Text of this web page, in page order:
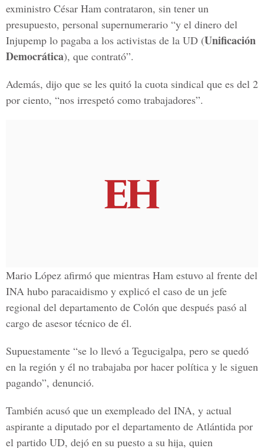
exministro César Ham contrataron, sin tener un
presupuesto, personal supernumerario “y el dinero del
Injupemp lo pagaba a los activistas de la UD (Unificación
Democrática), que contrató”.
Además, dijo que se les quitó la cuota sindical que es del 2
por ciento, “nos irrespetó como trabajadores”.
Mario López afirmó que mientras Ham estuvo al frente del
INA hubo paracaidismo y explicó el caso de un jefe
regional del departamento de Colón que después pasó al
cargo de asesor técnico de él.
Supuestamente “se lo llevó a Tegucigalpa, pero se quedó
en la región y él no trabajaba por hacer política y le siguen
pagando”, denunció.
También acusó que un exempleado del INA, y actual
aspirante a diputado por el departamento de Atlántida por
el partido UD, dejó en su puesto a su hija, quien